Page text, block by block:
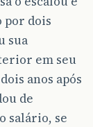
por dois
sua
em seu
anos após
de
salário, se